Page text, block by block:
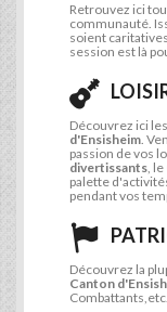
Retrouvez ici
communauté.
soient
session est là
Découvrez ici
d'Ensisheim.
passion de vos
divertissants, le
palette
pendant vos
Découvrez la
Canton